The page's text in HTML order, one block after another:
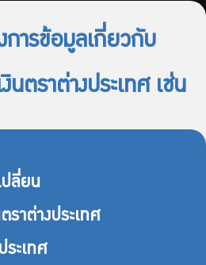
การข้อมูลเกี่ยวกับ
นตราต่างประเทศ เช่น
ลี่ยน
ราต่างประเทศ
ระเทศ